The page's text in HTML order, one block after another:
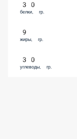
30
белки, гр.
9
жиры, гр.
30
углеводы, гр.